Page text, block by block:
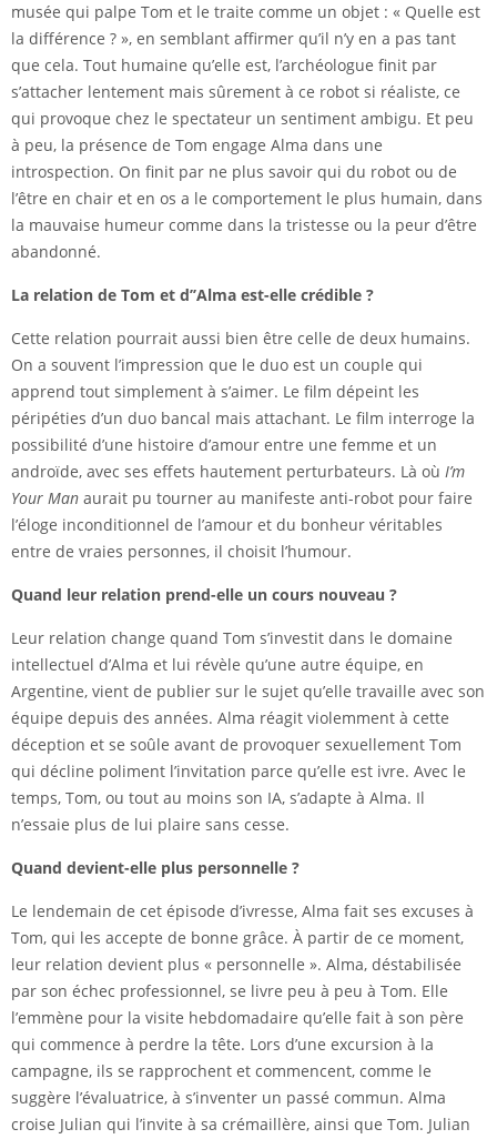
musée qui palpe Tom et le traite comme un objet : « Quelle est
la différence ? », en semblant affirmer qu’il n’y en a pas tant
que cela. Tout humaine qu’elle est, l’archéologue finit par
s’attacher lentement mais sûrement à ce robot si réaliste, ce
qui provoque chez le spectateur un sentiment ambigu. Et peu
à peu, la présence de Tom engage Alma dans une
introspection. On finit par ne plus savoir qui du robot ou de
l’être en chair et en os a le comportement le plus humain, dans
la mauvaise humeur comme dans la tristesse ou la peur d’être
abandonné.
La relation de Tom et d’’Alma est-elle crédible ?
Cette relation pourrait aussi bien être celle de deux humains.
On a souvent l’impression que le duo est un couple qui
apprend tout simplement à s’aimer. Le film dépeint les
péripéties d’un duo bancal mais attachant. Le film interroge la
possibilité d’une histoire d’amour entre une femme et un
androïde, avec ses effets hautement perturbateurs. Là où I’m
Your Man aurait pu tourner au manifeste anti-robot pour faire
l’éloge inconditionnel de l’amour et du bonheur véritables
entre de vraies personnes, il choisit l’humour.
Quand leur relation prend-elle un cours nouveau ?
Leur relation change quand Tom s’investit dans le domaine
intellectuel d’Alma et lui révèle qu’une autre équipe, en
Argentine, vient de publier sur le sujet qu’elle travaille avec son
équipe depuis des années. Alma réagit violemment à cette
déception et se soûle avant de provoquer sexuellement Tom
qui décline poliment l’invitation parce qu’elle est ivre. Avec le
temps, Tom, ou tout au moins son IA, s’adapte à Alma. Il
n’essaie plus de lui plaire sans cesse.
Quand devient-elle plus personnelle ?
Le lendemain de cet épisode d’ivresse, Alma fait ses excuses à
Tom, qui les accepte de bonne grâce. À partir de ce moment,
leur relation devient plus « personnelle ». Alma, déstabilisée
par son échec professionnel, se livre peu à peu à Tom. Elle
l’emmène pour la visite hebdomadaire qu’elle fait à son père
qui commence à perdre la tête. Lors d’une excursion à la
campagne, ils se rapprochent et commencent, comme le
suggère l’évaluatrice, à s’inventer un passé commun. Alma
croise Julian qui l’invite à sa crémaillère, ainsi que Tom. Julian